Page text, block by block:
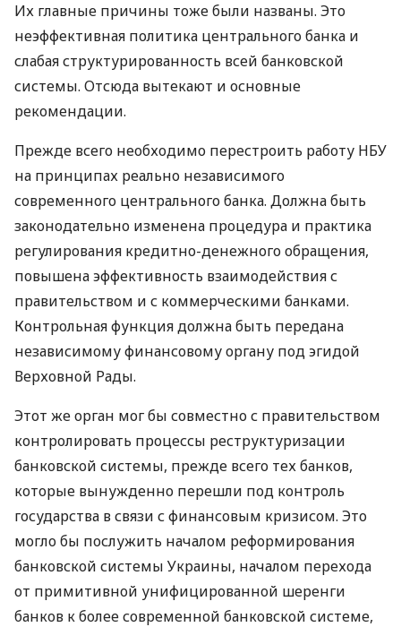
Их главные причины тоже были названы. Это
неэффективная политика центрального банка и
слабая структурированность всей банковской
системы. Отсюда вытекают и основные
рекомендации.
Прежде всего необходимо перестроить работу НБУ
на принципах реально независимого
современного центрального банка. Должна быть
законодательно изменена процедура и практика
регулирования кредитно-денежного обращения,
повышена эффективность взаимодействия с
правительством и с коммерческими банками.
Контрольная функция должна быть передана
независимому финансовому органу под эгидой
Верховной Рады.
Этот же орган мог бы совместно с правительством
контролировать процессы реструктуризации
банковской системы, прежде всего тех банков,
которые вынужденно перешли под контроль
государства в связи с финансовым кризисом. Это
могло бы послужить началом реформирования
банковской системы Украины, началом перехода
от примитивной унифицированной шеренги
банков к более современной банковской системе,